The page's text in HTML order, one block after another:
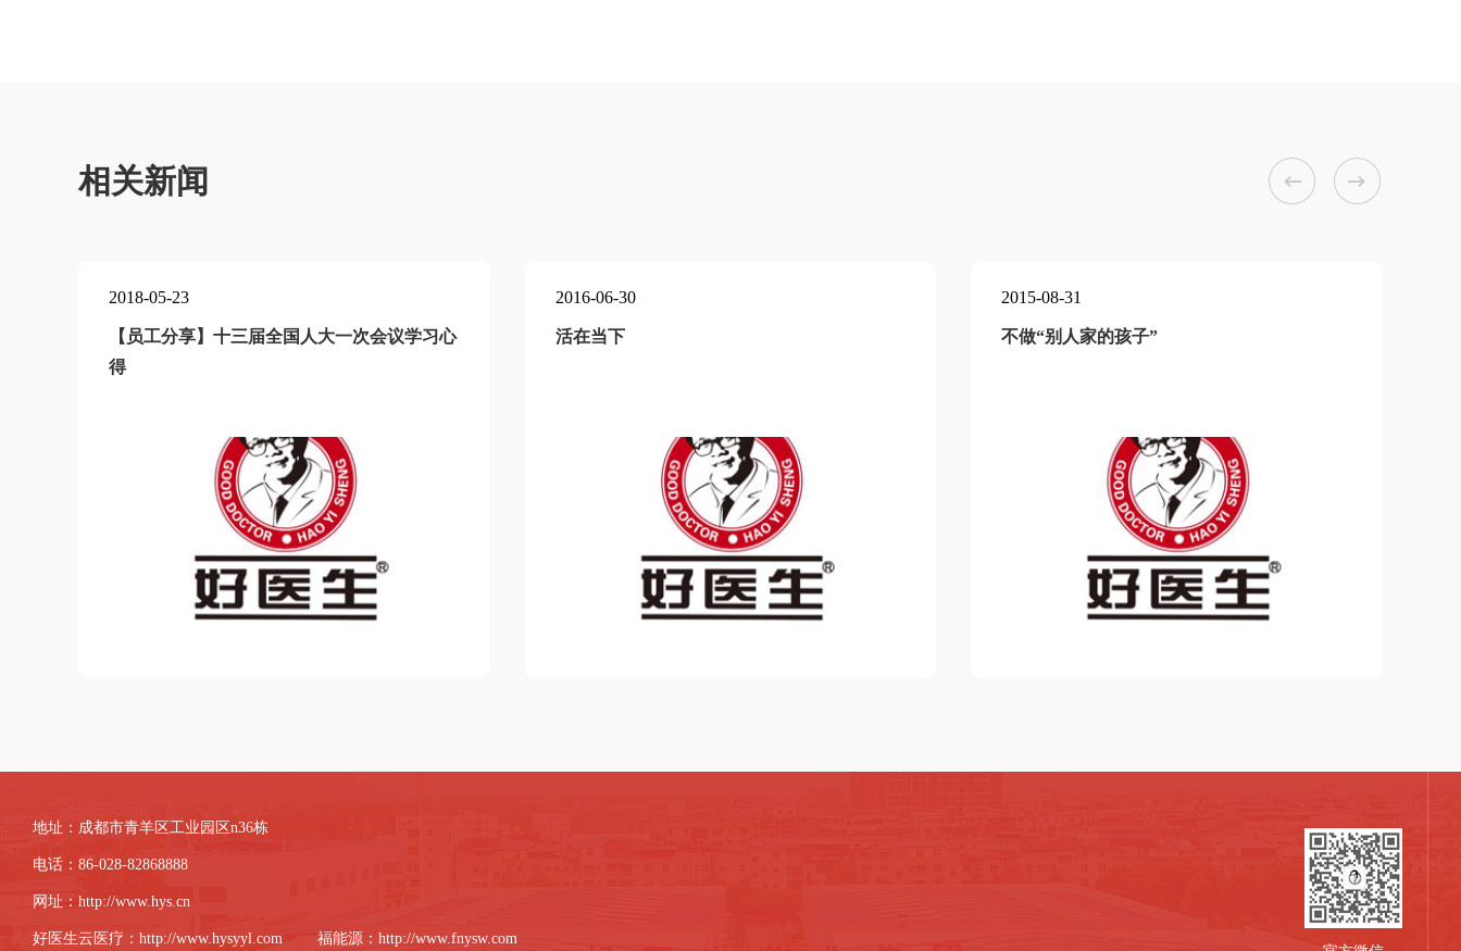
相关新闻  
2018-05-23
【员工分享】十三届全国人大一次会议学习心
得
2016-06-30
活在当下
2015-08-31
不做“别人家的孩子”
地址：成都市青羊区工业园区n36栋
电话：86-028-82868888
网址： http://www.hys.cn
好医生云医疗： http://www.hysyyl.com 福能源： http://www.fnysw.com